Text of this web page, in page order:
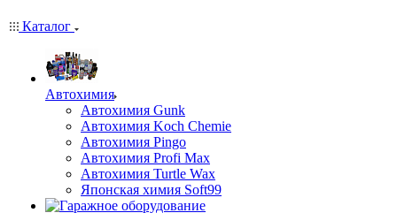
Каталог
Автохимия
Автохимия Gunk
Автохимия Koch Chemie
Автохимия Pingo
Автохимия Profi Max
Автохимия Turtle Wax
Японская химия Soft99